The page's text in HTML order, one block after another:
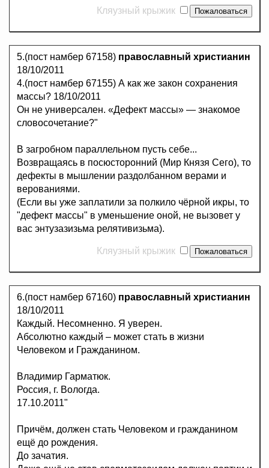
Кляузный крыжик
5.(пост намбер 67158) православный христианин
18/10/2011
4.(пост намбер 67155) А как же закон сохранения
массы? 18/10/2011
Он не универсален. «Дефект массы» — знакомое
словосочетание?"
В загробном параллельном пусть себе...
Возвращаясь в посюсторонний (Мир Князя Сего), то
дефекты в мышлении раздолбанном верами и
верованиями.
(Если вы уже заплатили за полкило чёрной икры, то
"дефект массы" в уменьшение оной, не вызовет у
вас энтузазизьма релятивизьма).
Кляузный крыжик
6.(пост намбер 67160) православный христианин
18/10/2011
Каждый. Несомненно. Я уверен.
Абсолютно каждый – может стать в жизни
Человеком и Гражданином.
Владимир Гарматюк.
Россия, г. Вологда.
17.10.2011"
Причём, должен стать Человеком и гражданином
ещё до рождения.
До зачатия.